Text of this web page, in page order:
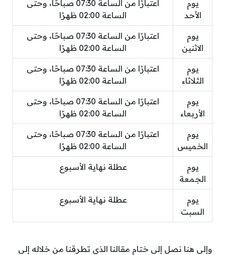
يوم
الأحد
اعتبارًا من الساعة 07:30 صباحًا، وحتى
الساعة 02:00 ظهرًا
يوم
الاثنين
اعتبارًا من الساعة 07:30 صباحًا، وحتى
الساعة 02:00 ظهرًا
يوم
الثلاثاء
اعتبارًا من الساعة 07:30 صباحًا، وحتى
الساعة 02:00 ظهرًا
يوم
الأربعاء
اعتبارًا من الساعة 07:30 صباحًا، وحتى
الساعة 02:00 ظهرًا
يوم
الخميس
اعتبارًا من الساعة 07:30 صباحًا، وحتى
الساعة 02:00 ظهرًا
يوم
الجمعة
عطلة نهاية الأسبوع
يوم
السبت
عطلة نهاية الأسبوع
وإلى هنا نصل إلى ختام مقالنا الذي تطرقنا من خلاله إلى